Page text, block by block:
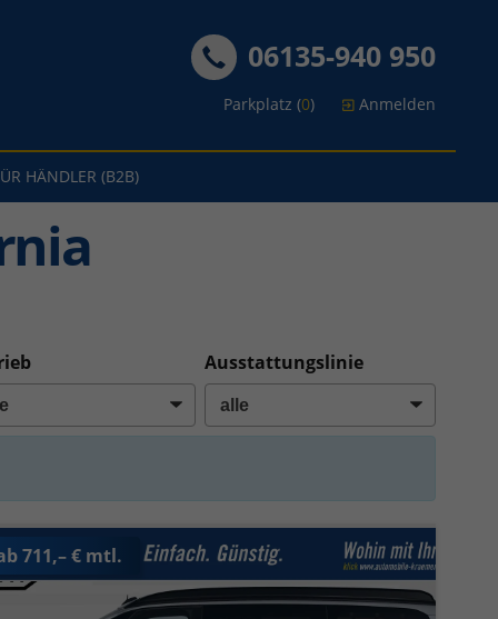
06135-940 950
Parkplatz (0) Anmelden
HÄNDLER (B2B)
Ausstattungslinie
711,– € mtl.